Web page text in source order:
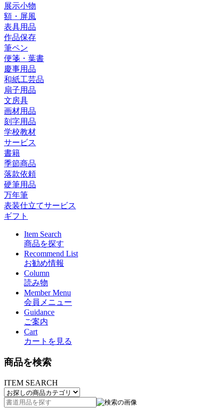
展示小物
額・屏風
表具用品
作品保存
筆ペン
便箋・葉書
慶事用品
和紙工芸品
扇子用品
文房具
画材用品
刻字用品
学校教材
サービス
書籍
季節商品
落款依頼
硬筆用品
万年筆
表装仕立てサービス
ギフト
Item Search
商品を探す
Recommend List
お勧め情報
Column
読み物
Member Menu
会員メニュー
Guidance
ご案内
Cart
カートを見る
商品を検索
ITEM SEARCH